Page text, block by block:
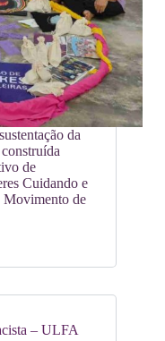
da
de
Cuidando e
de
– ULFA